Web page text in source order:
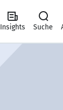
Insights Suche